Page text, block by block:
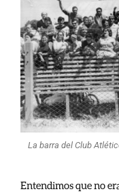
La barra del Club
Entendimos que no